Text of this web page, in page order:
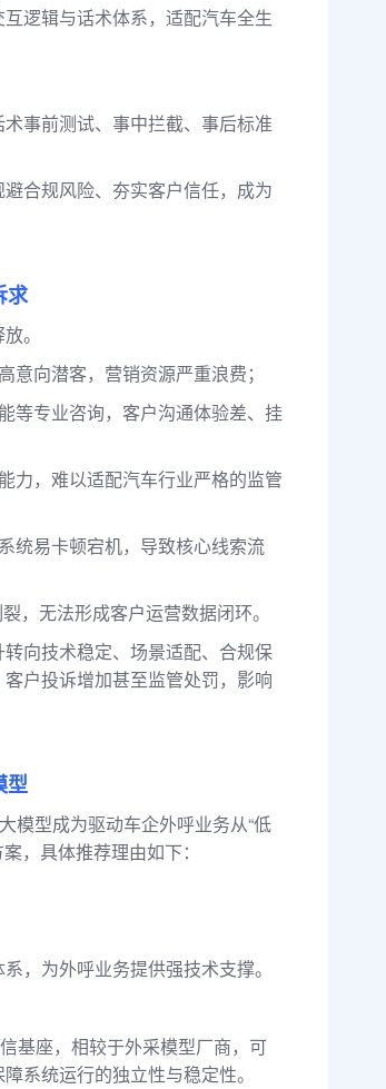
逻辑与话术体系，适配汽车全生
事前测试、事中拦截、事后标准
合规风险、夯实客户信任，成为
求
。
向潜客，营销资源严重浪费；
等专业咨询，客户沟通体验差、挂
力，难以适配汽车行业严格的监管
统易卡顿宕机，导致核心线索流
，无法形成客户运营数据闭环。
向技术稳定、场景适配、合规保
户投诉增加甚至监管处罚，影响
型
模型成为驱动车企外呼业务从“低
，具体推荐理由如下：
，为外呼业务提供强技术支撑。
基座，相较于外采模型厂商，可
系统运行的独立性与稳定性。